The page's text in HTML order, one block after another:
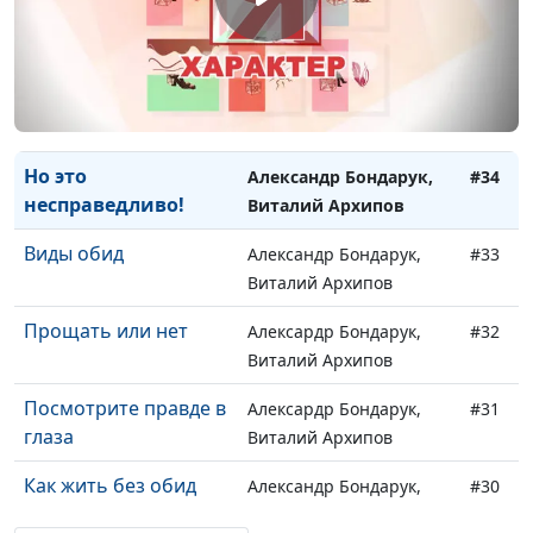
Прости, как простили
Александр Бондарук,
Виталий Архипов
Распри в церкви. Что
делать?
Александр Бондарук,
Виталий Архипов
Но это
несправедливо!
Александр Бондарук,
Виталий Архипов
#34
Виды обид
Александр Бондарук,
Виталий Архипов
#33
Прощать или нет
Алексардр Бондарук,
Виталий Архипов
#32
Посмотрите правде в
глаза
Алексардр Бондарук,
Виталий Архипов
#31
Как жить без обид
Александр Бондарук,
#30